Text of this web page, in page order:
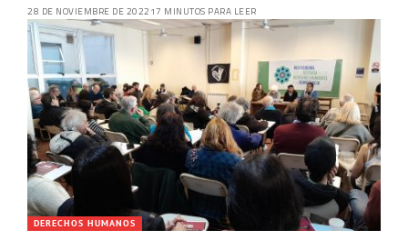
28 DE NOVIEMBRE DE 2022 17 MINUTOS PARA LEER
DERECHOS HUMANOS